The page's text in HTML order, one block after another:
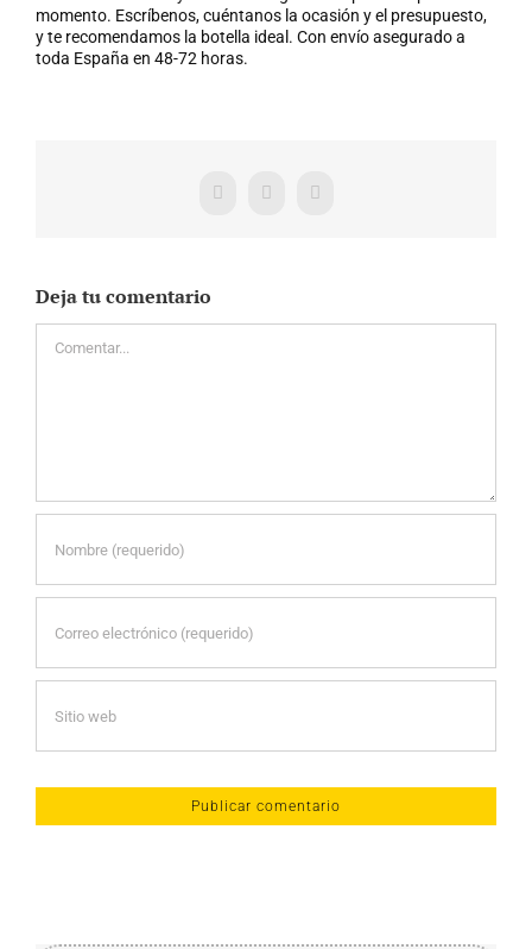
momento. Escríbenos, cuéntanos la ocasión y el presupuesto,
y te recomendamos la botella ideal. Con envío asegurado a
toda España en 48-72 horas.
Facebook
X WhatsApp
Deja tu comentario